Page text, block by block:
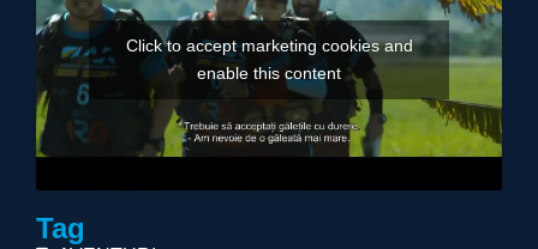
Click to accept marketing cookies and
enable this content
Tag